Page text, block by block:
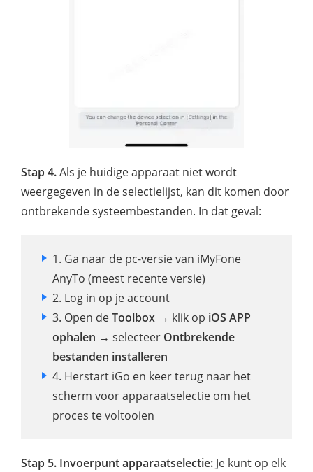
Stap 4.Als je huidige apparaat niet wordt
weergegeven in de selectielijst, kan dit komen door
ontbrekende systeembestanden. In dat geval:
1. Ga naar de pc-versie van iMyFone
AnyTo (meest recente versie)
2. Log in op je account
3. Open deToolbox → klik op iOS APP
ophalen → selecteer Ontbrekende
bestanden installeren
4. Herstart iGo en keer terug naar het
scherm voor apparaatselectie om het
proces te voltooien
Stap 5. Invoerpunt apparaatselectie: Je kunt op elk